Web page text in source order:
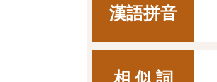
漢語拼音